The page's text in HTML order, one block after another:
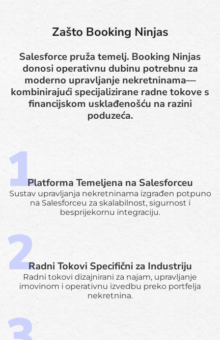
Zašto Booking Ninjas
Salesforce pruža temelj. Booking Ninjas
donosi operativnu dubinu potrebnu za
moderno upravljanje nekretninama—
kombinirajući specijalizirane radne tokove s
financijskom usklađenošću na razini
poduzeća.
Platforma Temeljena na Salesforceu
Sustav upravljanja nekretninama izgrađen potpuno
na Salesforceu za skalabilnost, sigurnost i
besprijekornu integraciju.
Radni Tokovi Specifični za Industriju
Radni tokovi dizajnirani za najam, upravljanje
imovinom i operativnu izvedbu preko portfelja
nekretnina.